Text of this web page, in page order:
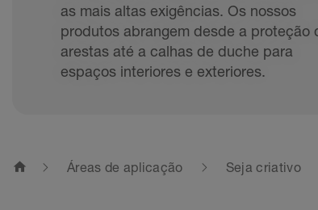
as mais altas exigências. Os nossos
produtos abrangem desde a proteção
arestas até a calhas de duche para
espaços interiores e exteriores.
home Áreas de aplicação Seja criativo